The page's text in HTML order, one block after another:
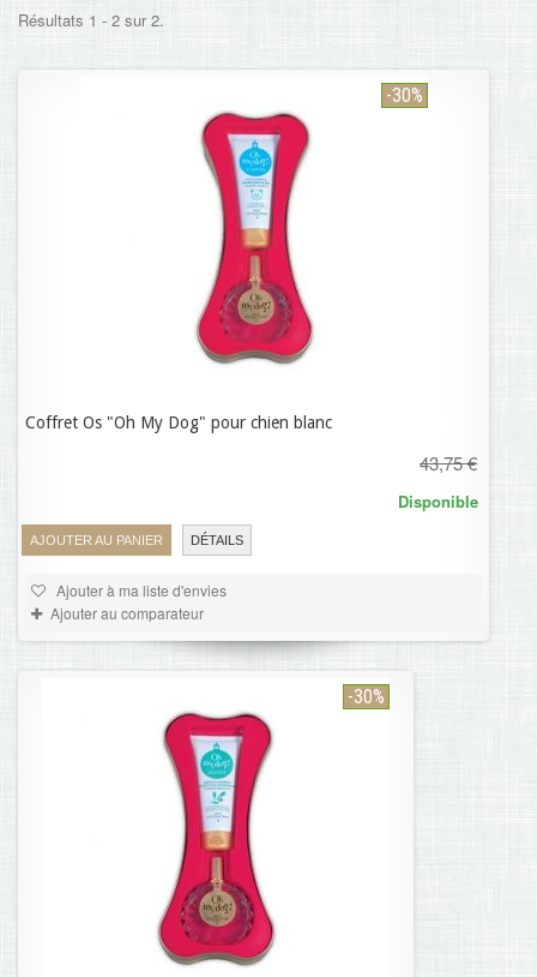
Résultats 1 - 2 sur 2.
-30%
Coffret Os "Oh My Dog" pour chien blanc
43,75 €
AJOUTER AU PANIER DÉTAILS
Disponible
Ajouter à ma liste d'envies
Ajouter au comparateur
-30%